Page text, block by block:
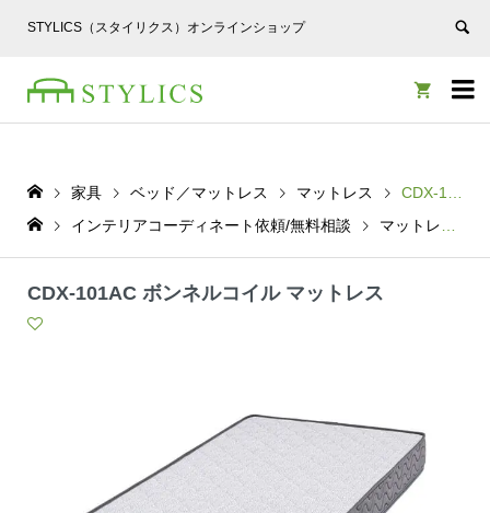
STYLICS（スタイリクス）オンラインショップ


家具 ベッド／マットレス マットレス
CDX-101AC ボンネルコイル マットレス
インテリアコーディネート依頼/無料相談
マットレス
CDX-101AC ボンネルコイル マットレス